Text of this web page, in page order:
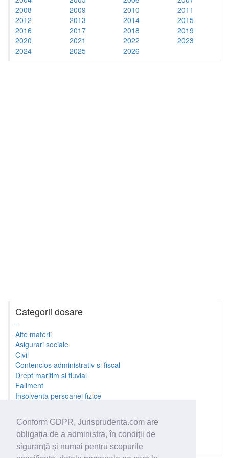
Conform GDPR, Jurisprudenta.com are
obligaţia de a administra, în condiţii de
siguranţă şi numai pentru scopurile
2008
2009 2010
2011
2012
2013 2014
2015
2016
2017 2018
2019
2020
2021 2022
2023
2024
2025 2026
Categorii dosare
-
Alte materii
Asigurari sociale
Civil
Contencios administrativ si fiscal
Drept maritim si fluvial
Faliment
Insolventa persoanei fizice
Minori si familie
Penal
Proprietate Intelectuala